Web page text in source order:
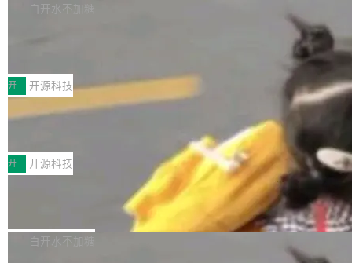
注意这是 OpenCode 一家的消耗。 OpenCode
不完。」5T 来自免费额度，3T 来自 Go...
作系统的第十八个主要版本。 自 NetBSD 10.1
ve JH71XX 的设备，例如 VisionFive 2、PINE
64 STAR64，以及 QEMU。 增强了对 POSIX.1
-2024 和 C23 编程接口标准的兼容性。 compat
_linux(8) 增强了对 Linux 系统调用的支持，包
括 epoll（围绕 kqueue 实现）、POSIX 消息队
列、...
白开水不加糖
案
享会在上海举办。鸿蒙生态的全场景智慧营销平
台鲸鸿动能协同华为游戏中心，面向游戏行业开
发者及生态伙伴，系统呈现了平台在游戏领域的
完整能力版图——从IAP高价值用户的全周期经
营、到IAA游戏的“买变一体”正循环、再到联运与
广告协同的全链路经营闭环，以及面向全球市场
的出海增长布局。 华为终端云业务商业化销售负
责人在开场致辞中表示，游戏开发者的核心诉求
已不再是“多一个投放渠道”，而是一套能够持续
开 开源科技
技嘉X3D系列再添新成员 B850 AORU
面向AMD Ryzen X3D处理器玩家，技嘉X3D系
列主板阵容迎来新成员——B850 AORUS ELITE
X3D。作为面向主流高性能平台打造的全新主板
产品，B850 AORUS ELITE X3D延续技嘉在X3
D平台优化上的技术积累，旨在为游戏玩家带来
更稳定、更高效的装机选择。 B850 AORUS ELI
开 开源科技
Zadig v5.0 发布：AI 发布专员与 AI 审
我们团队这几天最大的卡点不是 AI 写得不够
好，是 AI 写得太好了。 好到审查排期从两天的
白开水不加糖